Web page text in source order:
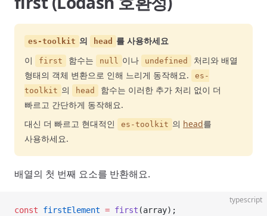
es-toolkit 의 head
를 사용하세요
이
first 함수는 null 이나 undefined
처리와 배열
형태의 객체 변환으로 인해 느리게 동작해요.
es-
toolkit 의 head
함수는 이러한 추가 처리 없이 더
빠르고 간단하게 동작해요.
대신 더 빠르고 현대적인
es-toolkit 의 head를
사용하세요.
배열의 첫 번째 요소를 반환해요.
typescript
const firstElement = first (array);